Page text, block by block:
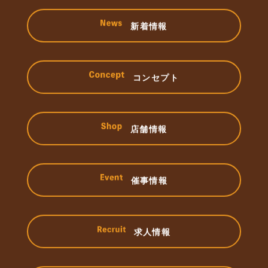
新着情報
コンセプト
店舗情報
催事情報
求人情報